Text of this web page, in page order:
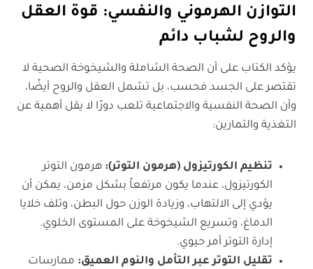
التوازن الهرموني والنفسي: قوة العقل
والروح لشباب دائم
يؤكد الكتاب على أن الصحة الشاملة والشيخوخة الصحية لا
تقتصر على الجسد فحسب، بل تشمل العقل والروح أيضًا،
وأن الصحة النفسية والاجتماعية تلعب دورًا لا يقل أهمية عن
التغذية والتمارين:
تنظيم الكورتيزول (هرمون التوتر): هرمون التوتر
الكورتيزول، عندما يكون مرتفعاً بشكل مزمن، يمكن أن
يؤدي إلى الالتهاب، وزيادة الوزن حول البطن، وتلف خلايا
الدماغ، وتسريع الشيخوخة على المستوى الخلوي.
إدارة التوتر أمر حيوي.
تقليل التوتر عبر التأمل والنوم العميق: ممارسات